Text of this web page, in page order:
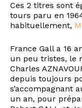
Ces 2 titres sont
tours paru en
habituellement,
France Gall a 16
un peu tristes, le
Charles
depuis toujours
s’accompagnant
un an, pour